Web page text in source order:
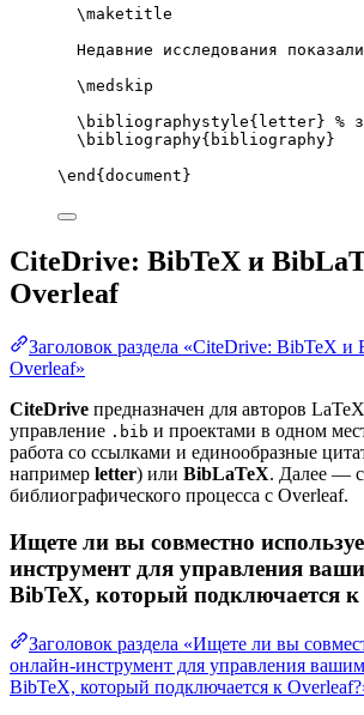
\maketitle
Недавние исследования
\medskip
\bibliographystyle{letter} %
\bibliography{bibliography}
\end { document }
CiteDrive: BibTeX и
Overleaf
Заголовок раздела «CiteDrive: BibTeX и
Overleaf»
CiteDrive предназначен для авторов
управление .bib и проектами в одном
работа со ссылками и единообразные
например letter) или BibLaTeX. Далее —
библиографического процесса с Overleaf.
Ищете ли вы совместно
инструмент для управления
BibTeX, который подключается к
Заголовок раздела «Ищете ли вы
онлайн-инструмент для управления
BibTeX, который подключается к